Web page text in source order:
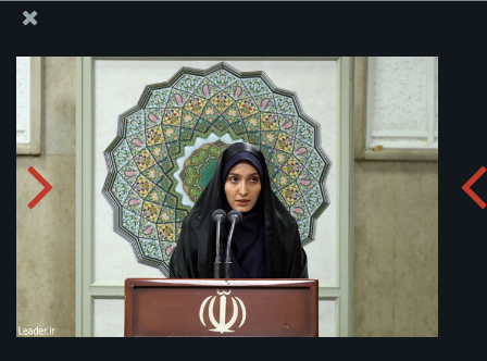
Rencontre avec les jeunes élites scientifiques
Télécharger l'album: zip